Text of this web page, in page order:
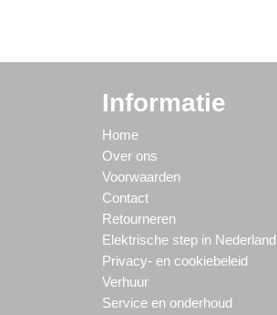
Informatie
Home
Over ons
Voorwaarden
Contact
Retourneren
Elektrische step in Nederland
Privacy- en cookiebeleid
Verhuur
Service en onderhoud